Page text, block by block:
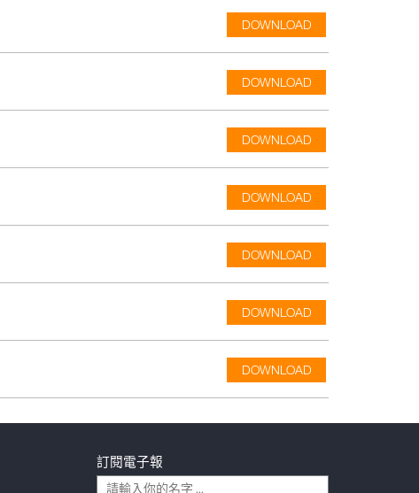
DOWNLOAD
DOWNLOAD
DOWNLOAD
DOWNLOAD
DOWNLOAD
DOWNLOAD
DOWNLOAD
訂閱電子報